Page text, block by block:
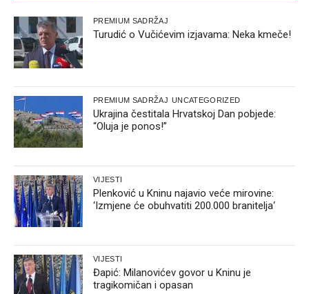
PREMIUM SADRŽAJ
Turudić o Vučićevim izjavama: Neka kmeče!
PREMIUM SADRŽAJ UNCATEGORIZED
Ukrajina čestitala Hrvatskoj Dan pobjede:
“Oluja je ponos!”
VIJESTI
Plenković u Kninu najavio veće mirovine:
‘Izmjene će obuhvatiti 200.000 branitelja‘
VIJESTI
Đapić: Milanovićev govor u Kninu je
tragikomičan i opasan